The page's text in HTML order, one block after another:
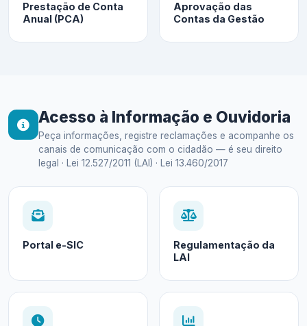
Prestação de Conta
Anual (PCA)
Aprovação das
Contas da Gestão
Acesso à Informação e Ouvidoria
Peça informações, registre reclamações e acompanhe os
canais de comunicação com o cidadão — é seu direito
legal · Lei 12.527/2011 (LAI) · Lei 13.460/2017
Portal e-SIC
Regulamentação da
LAI